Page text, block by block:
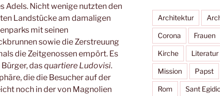
Adels. Nicht wenige nutzten den
Landstücke am damaligen
mit seinen
sowie die Zerstreuung
die Zeitgenossen empört. Es
dasquartiere Ludovisi.
die die Besucher auf der
noch in der von Magnolien
Architektur
Corona Frauen
Kirche Literatur
Mission Papst
Rom Sant